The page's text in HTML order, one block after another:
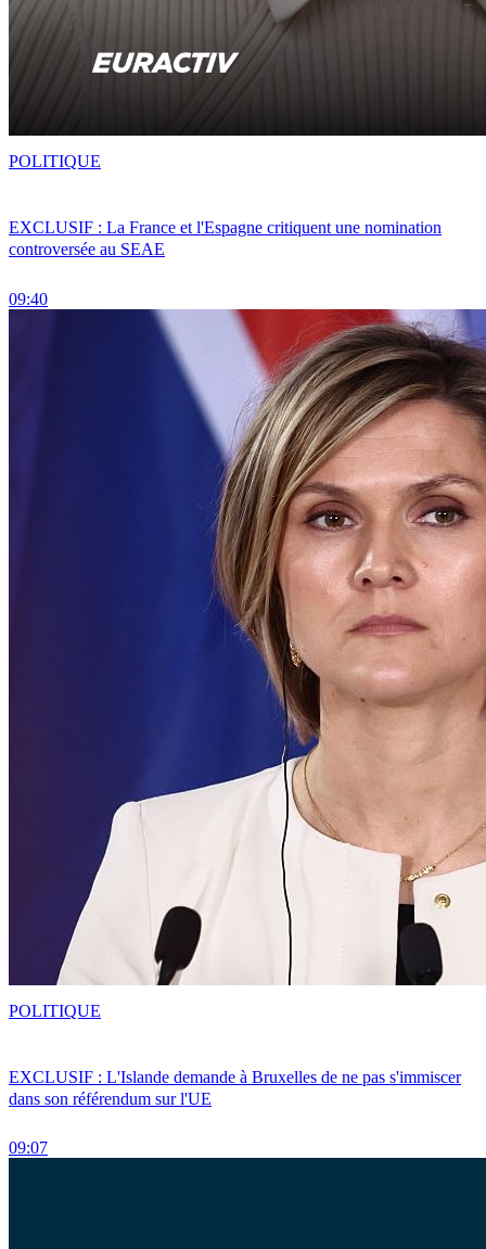
EXCLUSIF : La France et l'Espagne critiquent une nomination
controversée au SEAE
09:40
POLITIQUE
EXCLUSIF : L'Islande demande à Bruxelles de ne pas s'immiscer
dans son référendum sur l'UE
09:07
POLITIQUE